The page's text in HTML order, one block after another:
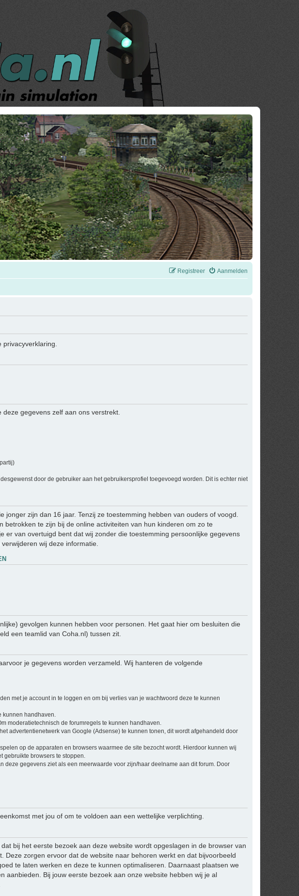
Aanmelden
Registreer
gegevens zelf aan ons verstrekt.
door de gebruiker aan het gebruikersprofiel toegevoegd worden. Dit is echter niet
zijn dan 16 jaar. Tenzij ze toestemming hebben van ouders of voogd.
te zijn bij de online activiteiten van hun kinderen om zo te
van overtuigd bent dat wij zonder die toestemming persoonlijke gegevens
verwijderen wij deze informatie.
gevolgen kunnen hebben voor personen. Het gaat hier om besluiten die
een teamlid van Coha.nl) tussen zit.
je gegevens worden verzameld. Wij hanteren de volgende
met je account in te loggen en om bij verlies van je wachtwoord deze te kunnen
kunnen handhaven.
moderatietechnisch de forumregels te kunnen handhaven.
advertentienetwerk van Google (Adsense) te kunnen tonen, dit wordt afgehandeld door
op de apparaten en browsers waarmee de site bezocht wordt. Hierdoor kunnen wij
gebruikte browsers te stoppen.
gegevens ziet als een meerwaarde voor zijn/haar deelname aan dit forum. Door
met jou of om te voldoen aan een wettelijke verplichting.
bij het eerste bezoek aan deze website wordt opgeslagen in de browser van
zorgen ervoor dat de website naar behoren werkt en dat bijvoorbeeld
te laten werken en deze te kunnen optimaliseren. Daarnaast plaatsen we
Bij jouw eerste bezoek aan onze website hebben wij je al